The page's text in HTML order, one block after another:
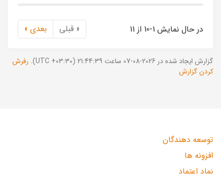
در حال نمایش 1-10 از 11 « قبلی بعدی »
گزارش ایجاد شده در 2026-08-07 ساعت 21:44:39 (UTC +03:30).
رفرش
کردن گزارش
توسعه دهندگان
افزونه ها
نماد اعتماد